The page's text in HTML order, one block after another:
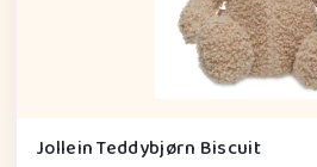
Jollein Teddybjørn Biscuit